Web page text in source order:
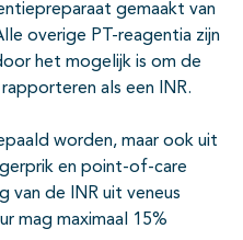
gemaakt van
overige PT-reagentia zijn
het mogelijk is om de
als een INR.
worden, maar ook uit
en point-of-care
van de INR uit veneus
mag maximaal 15%